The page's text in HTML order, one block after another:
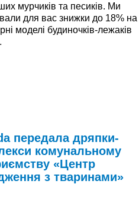
мурчиків та песиків. Ми
для вас знижки до 18% на
моделі будиночків-лежаків
передала дряпки-
комунальному
«Центр
з тваринами»